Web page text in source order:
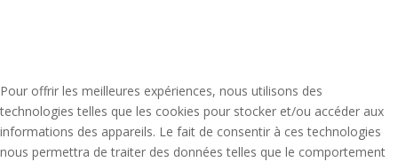
Pour offrir les meilleures expériences, nous utilisons des
technologies telles que les cookies pour stocker et/ou accéder aux
informations des appareils. Le fait de consentir à ces technologies
nous permettra de traiter des données telles que le comportement